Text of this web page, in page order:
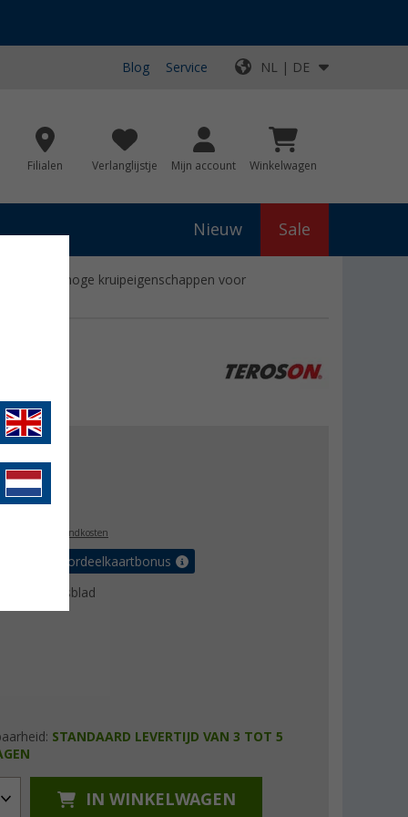
Blog Service NL | DE
Filialen Verlanglijstje Mijn account Winkelwagen
Nieuw Sale
was met hoge kruipeigenschappen voor
€ 20,65
plus verzendkosten
tot 5% voordeelkaartbonus
STANDAARD LEVERTIJD VAN 3 TOT 5
IN WINKELWAGEN